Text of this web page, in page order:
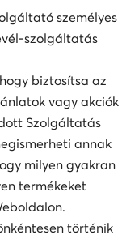
személyes
szolgáltatás
biztosítsa az
vagy akciók
Szolgáltatás
annak
milyen gyakran
termékeket
történik